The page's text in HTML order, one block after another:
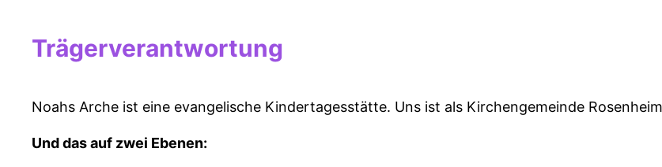
Trägerverantwortung
Noahs Arche ist eine evangelische Kindertagesstätte. Uns ist als Kirchengemeinde
Und das auf zwei Ebenen: